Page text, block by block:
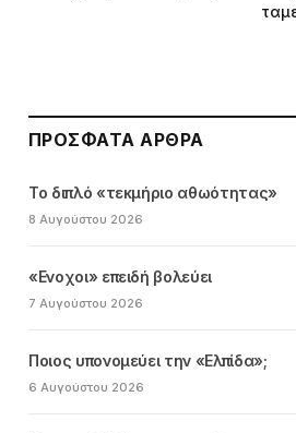
ΠΡΌΣΦΑΤΑ ΆΡΘΡΑ
Το διπλό «τεκμήριο αθωότητας»
8 Αυγούστου 2026
«Ενοχοι» επειδή βολεύει
7 Αυγούστου 2026
Ποιος υπονομεύει την «Ελπίδα»;
6 Αυγούστου 2026